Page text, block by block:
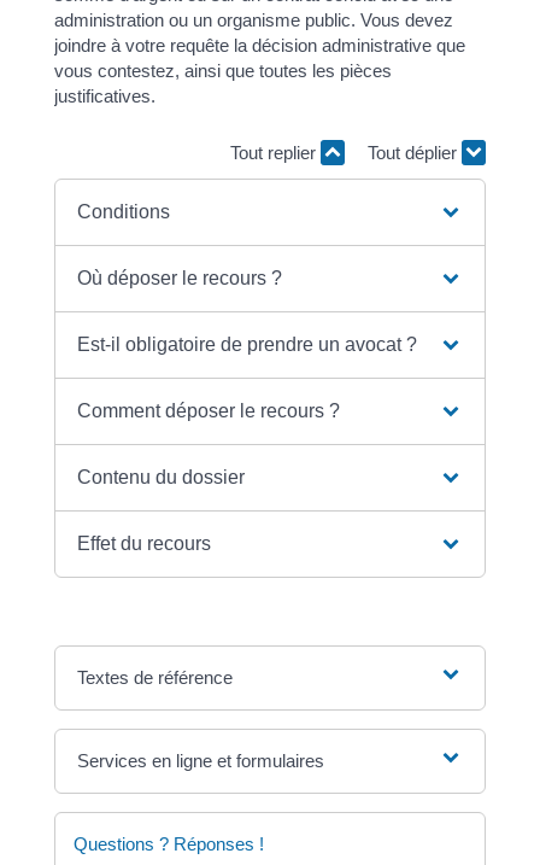
administration ou un organisme public. Vous devez
joindre à votre requête la décision administrative que
vous contestez, ainsi que toutes les pièces
justificatives.
Tout replier Tout déplier
Conditions
Où déposer le recours ?
Est-il obligatoire de prendre un avocat ?
Comment déposer le recours ?
Contenu du dossier
Effet du recours
Textes de référence
Services en ligne et formulaires
Questions ? Réponses !